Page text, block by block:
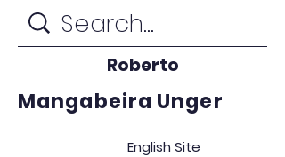
Roberto
Mangabeira Unger
English Site